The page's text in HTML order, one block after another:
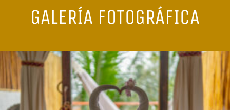
GALERÍA FOTOGRÁFICA